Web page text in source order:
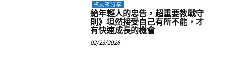
校友來分享
給年輕人的忠告，超重要教戰守
則》坦然接受自己有所不能，才
有快速成長的機會
02/23/2026